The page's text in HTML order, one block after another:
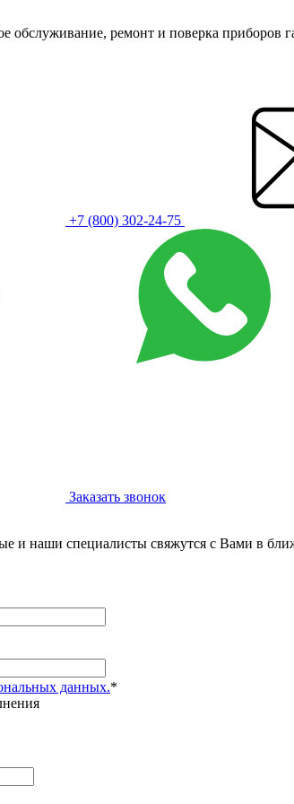
обслуживание, ремонт и поверка приборов
+7 (800) 302-24-75
Заказать звонок
и наши специалисты свяжутся с Вами в
данных.*